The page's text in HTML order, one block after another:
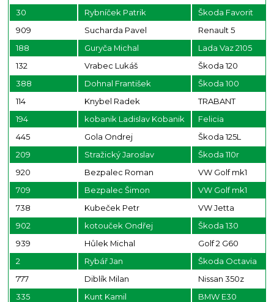
30
Rybníček Patrik
Škoda Favorit
909
Sucharda Pavel
Renault 5
188
Guryča Michal
Lada Vaz 2105
132
Vrabec Lukáš
Škoda 120
388
Dohnal František
Škoda 100
114
Knybel Radek
TRABANT
194
kobanik Ladislav Kobanik
Felicia
445
Gola Ondrej
Škoda 125L
209
Stražický Jaroslav
Škoda 110r
920
Bezpalec Roman
VW Golf mk1
709
Bezpalec Šimon
VW Golf mk1
738
Kubeček Petr
VW Jetta
902
kotouček Ondřej
Škoda 130
939
Hůlek Michal
Golf 2 G60
2
Rybář Jan
Škoda Octavia
777
Diblík Milan
Nissan 350z
335
Kunt Kamil
BMW E30